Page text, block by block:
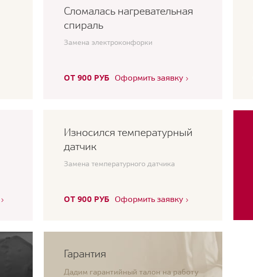
Сломалась нагревательная
спираль
Замена электроконфорки
ОТ 900 РУБ Оформить заявку
Износился температурный
датчик
Замена температурного датчика
ОТ 900 РУБ Оформить заявку
Гарантия
Дадим гарантийный талон на работу